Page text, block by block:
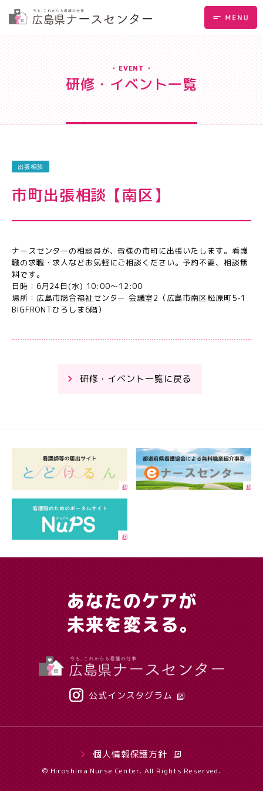
EVENT
研修・イベント一覧
出張相談
市町出張相談【南区】
ナースセンターの相談員が、皆様の市町に出張いたします。看護
職の求職・求人などお気軽にご相談ください。予約不要、相談無
料です。
日時：6月24日(水) 10:00～12:00
場所：広島市総合福祉センター 会議室2（広島市南区松原町5-1
BIGFRONTひろしま6階）
研修・イベント一覧に戻る
公式インスタグラム
個人情報保護方針
© Hiroshima Nurse Center. All Rights Reserved.